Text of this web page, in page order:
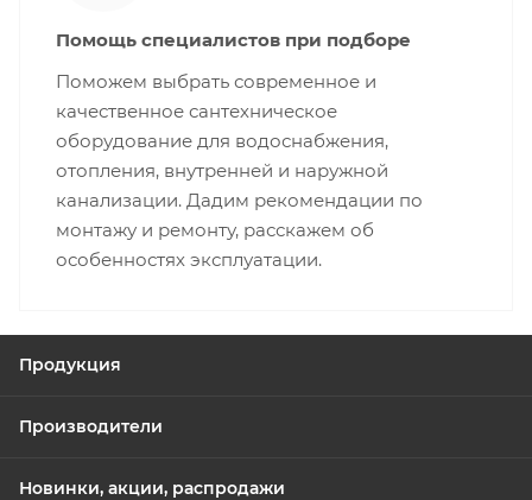
Помощь специалистов при подборе
Поможем выбрать современное и
качественное сантехническое
оборудование для водоснабжения,
отопления, внутренней и наружной
канализации. Дадим рекомендации по
монтажу и ремонту, расскажем об
особенностях эксплуатации.
Продукция
Производители
Новинки, акции, распродажи